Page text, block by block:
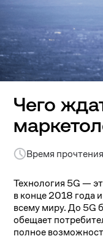
Чего
Время
Технология 5G —
в конце 2018 года
всему миру. До 5G
обещает
полное